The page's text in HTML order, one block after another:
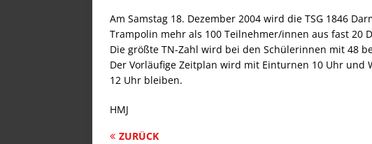
Am Samstag 18. Dezember 2004 wird die TSG 1846
Trampolin mehr als 100 Teilnehmer/innen aus fast 20
Die größte TN-Zahl wird bei den Schülerinnen mit 48
Der Vorläufige Zeitplan wird mit Einturnen 10 Uhr
12 Uhr bleiben.
HMJ
ZURÜCK